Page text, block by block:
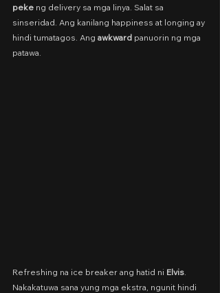
peke ng delivery sa mga linya. Salat sa
sinseridad. Ang kanilang happiness at longing ay
hindi tumatagos. Ang awkward panuorin ng mga
patawa.
Refreshing na ice breaker ang hatid ni Elvis.
Nakakatuwa sana yung mga ekstra, ngunit hindi